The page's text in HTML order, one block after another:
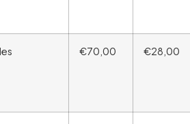
€70,00 €28,00